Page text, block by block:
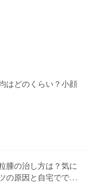
はどのくらい？小顔
腫の治し方は？気に
の原因と自宅ででき